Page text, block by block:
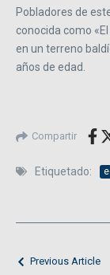
Pobladores de
conocida como
en un terreno
años de edad.
Compartir
Etiquetado:
Previous Article